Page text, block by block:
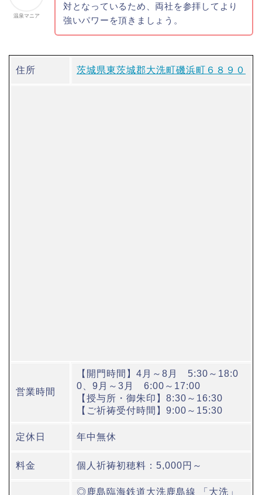
温泉マニア
対となっているため、両社を参拝してより
強いパワーを頂きましょう。
住所 茨城県東茨城郡大洗町磯浜町６８９０
営業時間
【開門時間】4月～8月 5:30～18:0
0、9月～3月 6:00～17:00
【授与所・御朱印】8:30～16:30
【ご祈祷受付時間】9:00～15:30
定休日 年中無休
料金 個人祈祷初穂料：5,000円～
◎鹿島臨海鉄道大洗鹿島線 「大洗」